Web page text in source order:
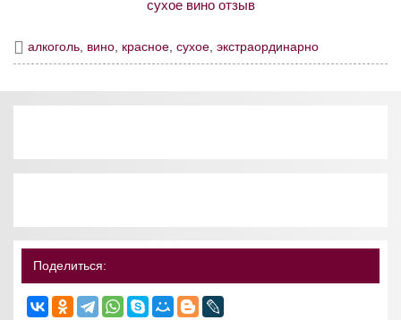
алкоголь, вино, красное,сухое,экстраординарно
Поделиться: